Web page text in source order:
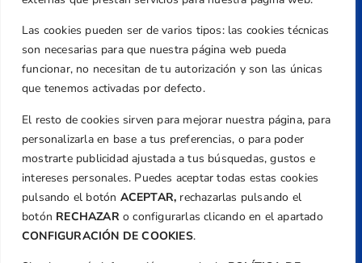
Las cookies pueden ser de varios tipos: las cookies técnicas
son necesarias para que nuestra página web pueda
funcionar, no necesitan de tu autorización y son las únicas
que tenemos activadas por defecto.
El resto de cookies sirven para mejorar nuestra página, para
personalizarla en base a tus preferencias, o para poder
mostrarte publicidad ajustada a tus búsquedas, gustos e
intereses personales. Puedes aceptar todas estas cookies
pulsando el botón ACEPTAR, rechazarlas pulsando el
botón RECHAZARo configurarlas clicando en el apartado
CONFIGURACIÓN DE COOKIES.
Teléfono
+34 961 367 799
Email
federacion@golfcv.com
Aviso Legal
Política de Privacidad
Transparencia
Normativa
Federación